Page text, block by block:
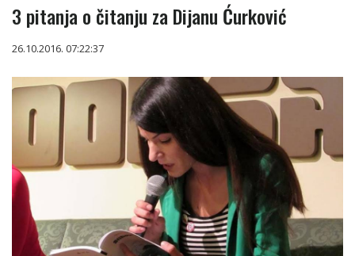
3 pitanja o čitanju za Dijanu Ćurković
26.10.2016. 07:22:37